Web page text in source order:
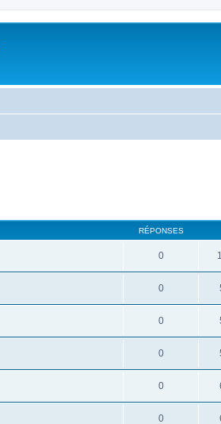
RÉPONSES
0
0
0
0
0
0